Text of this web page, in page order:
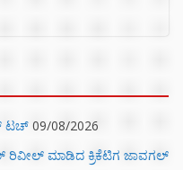
ಟಚ್‌ 09/08/2026
ರಿವೀಲ್ ಮಾಡಿದ ಕ್ರಿಕೆಟಿಗ ಜಾವಗಲ್